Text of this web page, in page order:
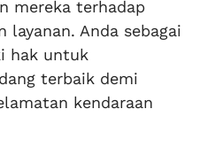
mereka terhadap
layanan. Anda sebagai
hak untuk
terbaik demi
kendaraan